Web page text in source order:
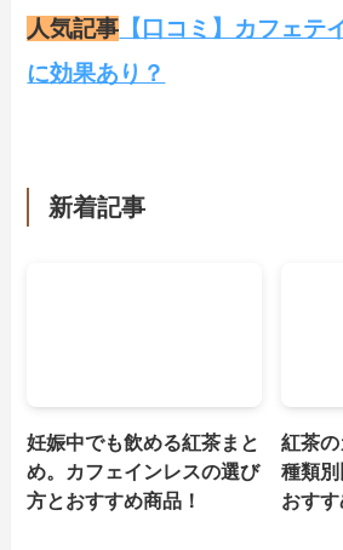
人気記事 【口コミ】カフェテ
に効果あり？
新着記事
妊娠中でも飲める紅茶まと
め。カフェインレスの選び
方とおすすめ商品！
紅茶の
種類
おすす